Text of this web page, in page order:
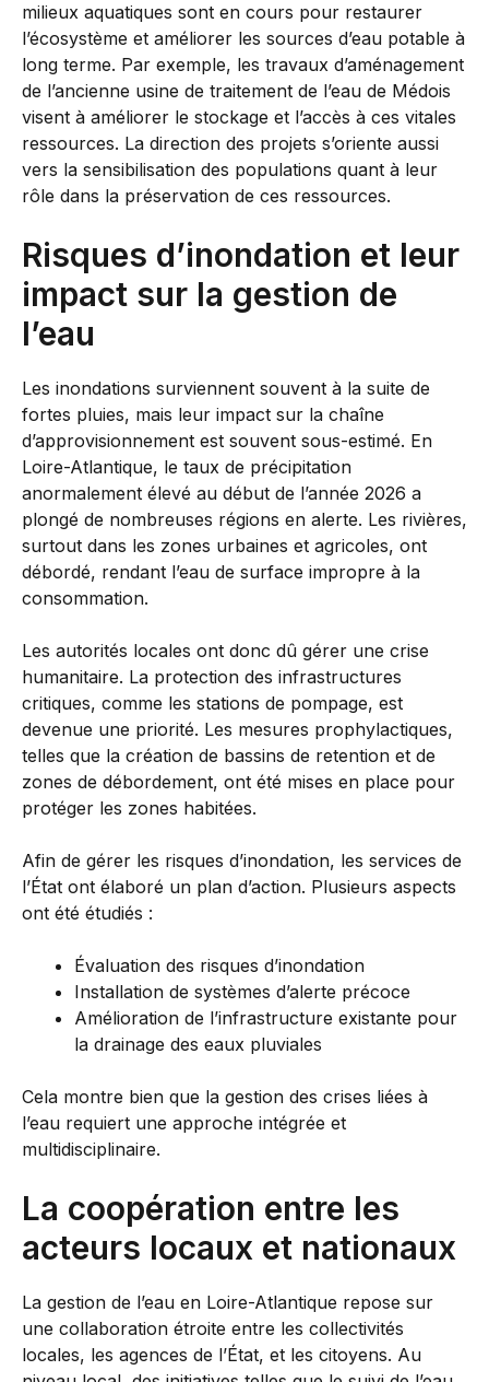
milieux aquatiques sont en cours pour restaurer
l’écosystème et améliorer les sources d’eau potable à
long terme. Par exemple, les travaux d’aménagement
de l’ancienne usine de traitement de l’eau de Médois
visent à améliorer le stockage et l’accès à ces vitales
ressources. La direction des projets s’oriente aussi
vers la sensibilisation des populations quant à leur
rôle dans la préservation de ces ressources.
Risques d’inondation et leur
impact sur la gestion de
l’eau
Les inondations surviennent souvent à la suite de
fortes pluies, mais leur impact sur la chaîne
d’approvisionnement est souvent sous-estimé. En
Loire-Atlantique, le taux de précipitation
anormalement élevé au début de l’année 2026 a
plongé de nombreuses régions en alerte. Les rivières,
surtout dans les zones urbaines et agricoles, ont
débordé, rendant l’eau de surface impropre à la
consommation.
Les autorités locales ont donc dû gérer une crise
humanitaire. La protection des infrastructures
critiques, comme les stations de pompage, est
devenue une priorité. Les mesures prophylactiques,
telles que la création de bassins de retention et de
zones de débordement, ont été mises en place pour
protéger les zones habitées.
Afin de gérer les risques d’inondation, les services de
l’État ont élaboré un plan d’action. Plusieurs aspects
ont été étudiés :
Évaluation des risques d’inondation
Installation de systèmes d’alerte précoce
Amélioration de l’infrastructure existante pour
la drainage des eaux pluviales
Cela montre bien que la gestion des crises liées à
l’eau requiert une approche intégrée et
multidisciplinaire.
La coopération entre les
acteurs locaux et nationaux
La gestion de l’eau en Loire-Atlantique repose sur
une collaboration étroite entre les collectivités
locales, les agences de l’État, et les citoyens. Au